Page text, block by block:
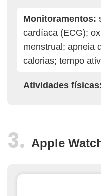
Monitoramentos:
cardíaca (ECG);
menstrual; apneia
calorias; tempo
Atividades
Apple